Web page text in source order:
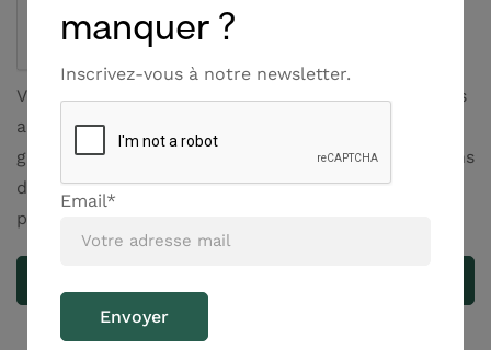
Vos données personnelles seront utilisées pour vous
accompagner au cours de votre visite du site web,
gérer l’accès à votre compte, et pour d’autres raisons
décrites sur notre page dédiée aux données
personnelles et cookies.
manquer ?
Inscrivez-vous à notre newsletter.
Email*